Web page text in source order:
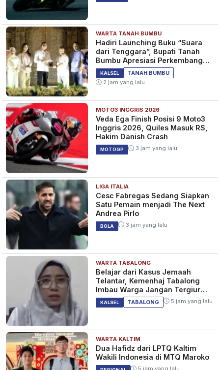
WARTA TANAH BUMBU
Hadiri Launching Buku “Suara
dari Tenggara”, Bupati Tanah
Bumbu Apresiasi Perkembangan
Literasi di Bumi Bersujud
KALSEL
TANAH BUMBU
2 jam yang lalu
MOTO3 INGGRIS 2026
Veda Ega Finish Posisi 9 Moto3
Inggris 2026, Quiles Masuk RS,
Hakim Danish Crash
MOTOGP 3 jam yang lalu
LIGA ITALIA
Cesc Fabregas Sedang Siapkan
Satu Pemain menjadi The Next
Andrea Pirlo
BOLA 3 jam yang lalu
WARTA TABALONG
Belajar dari Kasus Jemaah
Telantar, Kemenhaj Tabalong
Imbau Warga Jangan Tergiur
Umrah Murah
KALSEL TABALONG 5 jam yang lalu
WARTA KALTIM
Dua Hafidz dari LPTQ Kaltim
Wakili Indonesia di MTQ Maroko
5 jam yang lalu